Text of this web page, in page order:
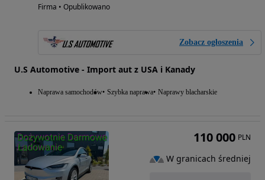
Firma • Opublikowano
Zobacz ogłoszenia
U.S Automotive - Import aut z USA i Kanady
Naprawa samochodów Szybka naprawa Naprawy blacharskie
110 000 PLN
W granicach średniej